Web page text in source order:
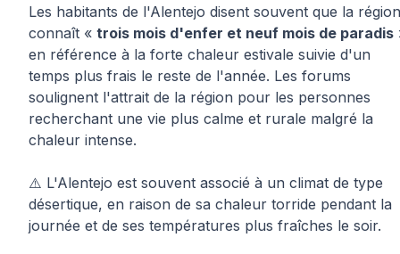
Les habitants de l'Alentejo disent souvent que la région
connaît « trois mois d'enfer et neuf mois de paradis
en référence à la forte chaleur estivale suivie d'un
temps plus frais le reste de l'année. Les forums
soulignent l'attrait de la région pour les personnes
recherchant une vie plus calme et rurale malgré la
chaleur intense.
⚠️ L'Alentejo est souvent associé à un climat de type
désertique, en raison de sa chaleur torride pendant la
journée et de ses températures plus fraîches le soir.